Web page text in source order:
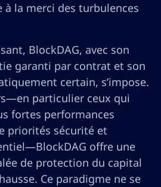
à la merci des turbulences
BlockDAG, avec son
garanti par contrat et son
certain, s’impose.
particulier ceux qui
fortes performances
priorités sécurité et
offre une
de protection du capital
Ce paradigme ne se